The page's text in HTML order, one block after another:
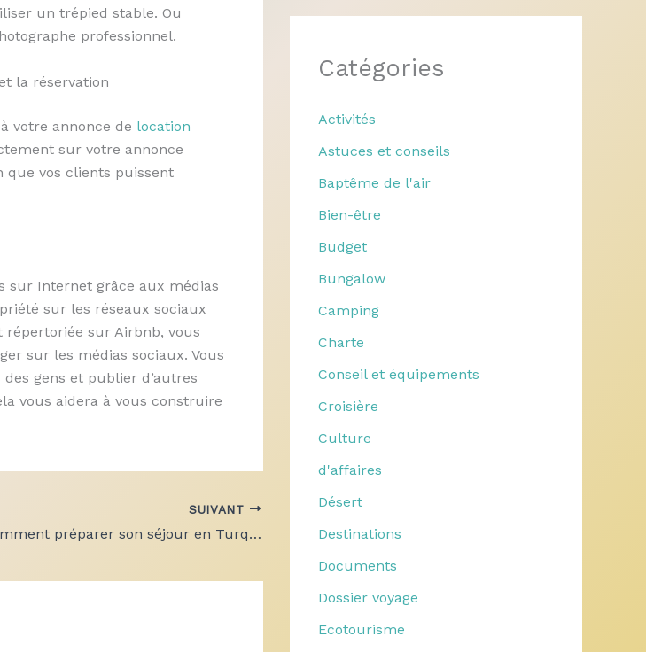
un trépied stable. Ou
professionnel.
la réservation
votre annonce de location
sur votre annonce
que vos clients puissent
sur Internet grâce aux médias
sur les réseaux sociaux
répertoriée sur Airbnb, vous
sur les médias sociaux. Vous
gens et publier d’autres
vous aidera à vous construire
SUIVANT
Comment préparer son séjour en Turquie ?
Catégories
Activités
Astuces et conseils
Baptême de l'air
Bien-être
Budget
Bungalow
Camping
Charte
Conseil et équipements
Croisière
Culture
d'affaires
Désert
Destinations
Documents
Dossier voyage
Ecotourisme